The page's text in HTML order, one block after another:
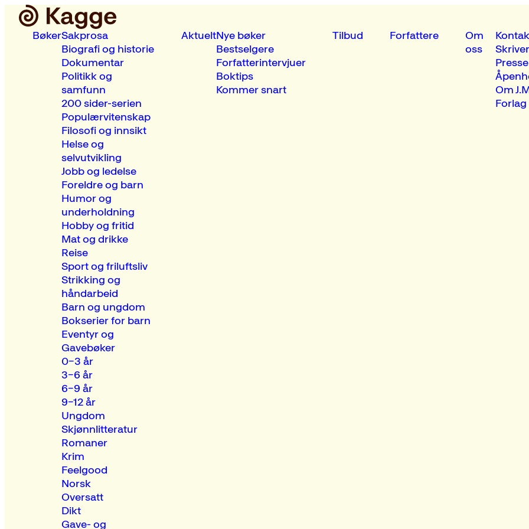
BøkerSakprosa
Biografi og historie
Dokumentar
Politikk og
samfunn
200 sider-serien
Populærvitenskap
Filosofi og innsikt
Helse og
selvutvikling
Jobb og ledelse
Foreldre og barn
Humor og
underholdning
Hobby og fritid
Mat og drikke
Reise
Sport og friluftsliv
Strikking og
håndarbeid
Barn og ungdom
Bokserier for barn
Eventyr og
Gavebøker
0–3 år
3–6 år
6–9 år
9–12 år
Ungdom
Skjønnlitteratur
Romaner
Krim
Feelgood
Norsk
Oversatt
Dikt
Gave- og
AktueltNye bøker
Bestselgere
Forfatterintervjuer
Boktips
Kommer snart
Tilbud Forfattere
Om
oss
Presse
Om
Forlag